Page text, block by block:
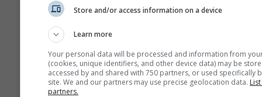
Store and/or access information on a device
Learn more
Your personal data will be processed and information from
(cookies, unique identifiers, and other device data) may be
accessed by and shared with 750 partners, or used specifically
site. We and our partners may use precise geolocation data.
partners.